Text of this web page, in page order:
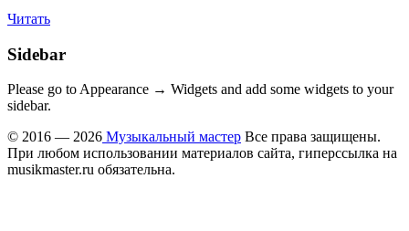
Читать
Sidebar
Please go to Appearance → Widgets and add some widgets to your
sidebar.
© 2016 — 2026 Музыкальный мастер Все права защищены.
При любом использовании материалов сайта, гиперссылка на
musikmaster.ru обязательна.